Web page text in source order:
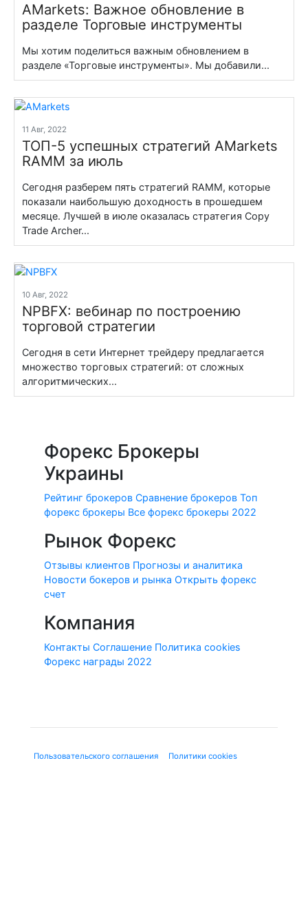
AMarkets: Важное обновление в
разделе Торговые инструменты
Мы хотим поделиться важным обновлением в
разделе «Торговые инструменты». Мы добавили...
11 Авг, 2022
ТОП-5 успешных стратегий AMarkets
RAMM за июль
Сегодня разберем пять стратегий RAMM, которые
показали наибольшую доходность в прошедшем
месяце. Лучшей в июле оказалась стратегия Copy
Trade Archer...
10 Авг, 2022
NPBFX: вебинар по построению
торговой стратегии
Сегодня в сети Интернет трейдеру предлагается
множество торговых стратегий: от сложных
алгоритмических...
Форекс Брокеры
Украины
Рейтинг брокеров Сравнение брокеров Топ
форекс брокеры Все форекс брокеры 2022
Рынок Форекс
Отзывы клиентов Прогнозы и аналитика
Новости бокеров и рынка Открыть форекс
счет
Компания
Контакты Соглашение Политика cookies
Форекс награды 2022
Пользовательского соглашения Политики cookies